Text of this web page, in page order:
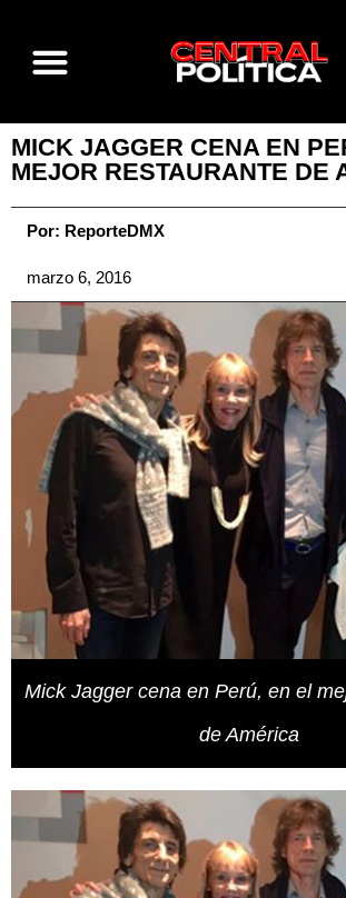
MICK JAGGER CENA EN
MEJOR RESTAURANTE DE
Por: ReporteDMX
marzo 6, 2016
Mick Jagger cena en Perú, en el
de América